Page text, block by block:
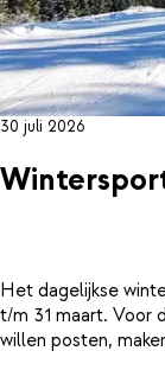
30 juli 2026
Het dagelijkse
t/m 31 maart. Voor
willen posten,